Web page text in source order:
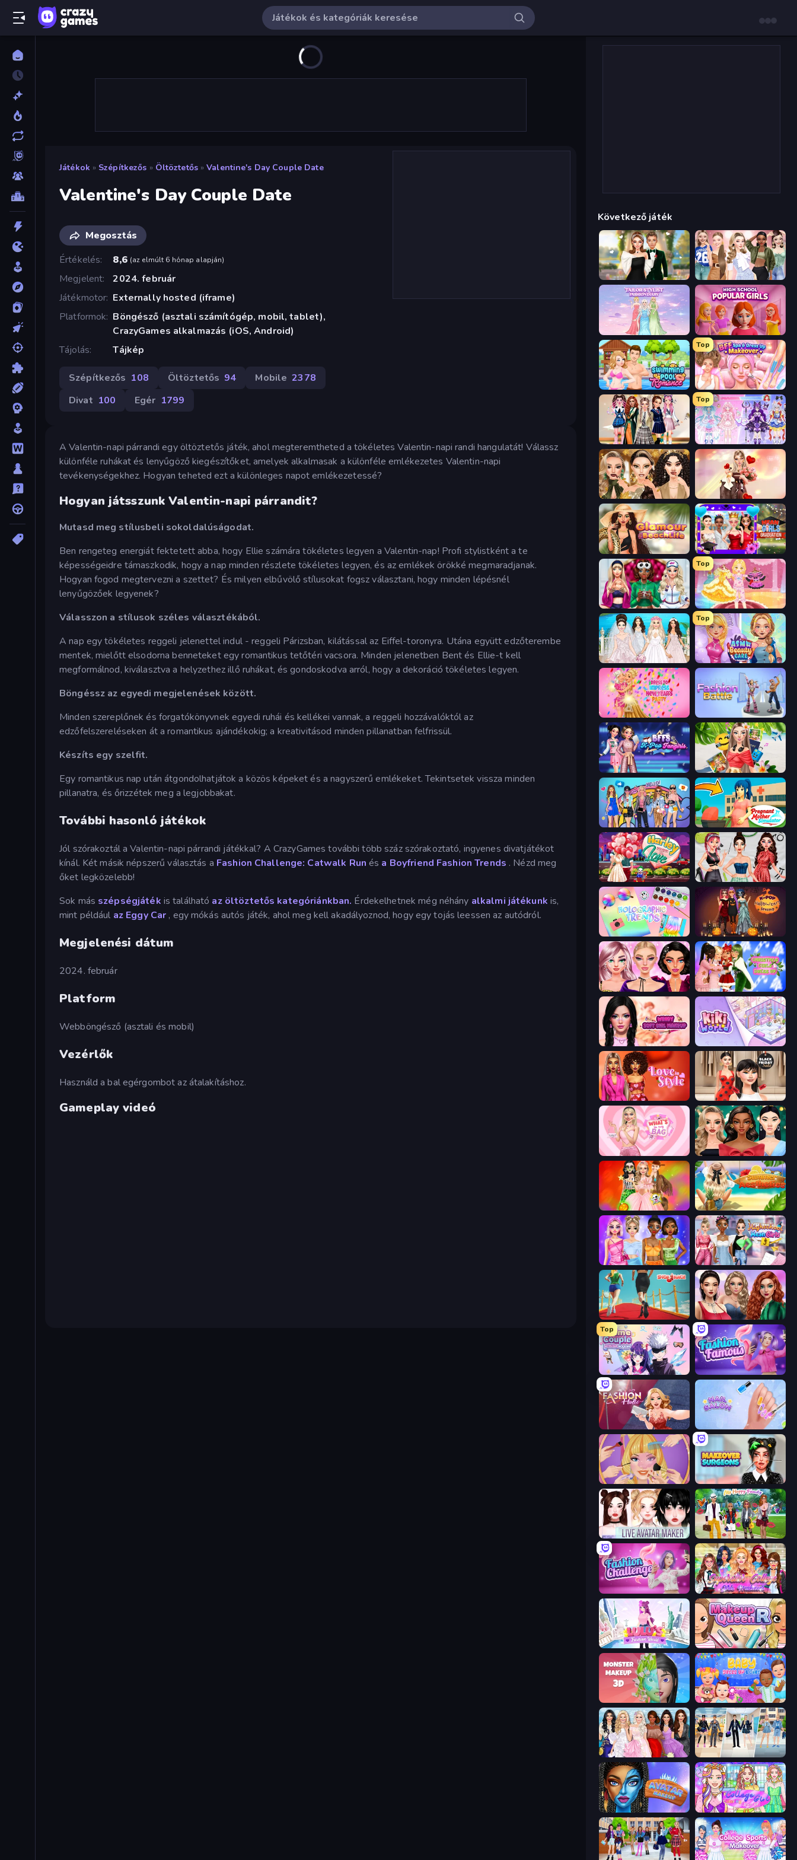
Játékok » Szépítkezős » Öltöztetős » Valentine's Day Couple Date
Valentine's Day Couple Date
Megosztás
Értékelés
8,6 (az elmúlt 6 hónap alapján)
Megjelent
2024. február
Játékmotor Externally hosted (iframe)
Platformok Böngésző (asztali számítógép, mobil, tablet),
CrazyGames alkalmazás (iOS, Android)
Tájolás
Tájkép
Szépítkezős 108 Öltöztetős 94 Mobile 2378
Divat 100 Egér 1799
A Valentin-napi párrandi egy öltöztetős játék, ahol megteremtheted a tökéletes Valentin-napi randi hangulatát! Válassz
különféle ruhákat és lenyűgöző kiegészítőket, amelyek alkalmasak a különféle emlékezetes Valentin-napi
tevékenységekhez. Hogyan teheted ezt a különleges napot emlékezetessé?
Hogyan játsszunk Valentin-napi párrandit?
Mutasd meg stílusbeli sokoldalúságodat.
Ben rengeteg energiát fektetett abba, hogy Ellie számára tökéletes legyen a Valentin-nap! Profi stylistként a te
képességeidre támaszkodik, hogy a nap minden részlete tökéletes legyen, és az emlékek örökké megmaradjanak.
Hogyan fogod megtervezni a szettet? És milyen elbűvölő stílusokat fogsz választani, hogy minden lépésnél
lenyűgözőek legyenek?
Válasszon a stílusok széles választékából.
A nap egy tökéletes reggeli jelenettel indul - reggeli Párizsban, kilátással az Eiffel-toronyra. Utána együtt edzőterembe
mentek, mielőtt elsodorna benneteket egy romantikus tetőtéri vacsora. Minden jelenetben Bent és Ellie-t kell
megformálnod, kiválasztva a helyzethez illő ruhákat, és gondoskodva arról, hogy a dekoráció tökéletes legyen.
Böngéssz az egyedi megjelenések között.
Minden szereplőnek és forgatókönyvnek egyedi ruhái és kellékei vannak, a reggeli hozzávalóktól az
edzőfelszereléseken át a romantikus ajándékokig; a kreativitásod minden pillanatban felfrissül.
Készíts egy szelfit.
Egy romantikus nap után átgondolhatjátok a közös képeket és a nagyszerű emlékeket. Tekintsetek vissza minden
pillanatra, és őrizzétek meg a legjobbakat.
További hasonló játékok
Jól szórakoztál a Valentin-napi párrandi játékkal? A CrazyGames további több száz szórakoztató, ingyenes divatjátékot
kínál. Két másik népszerű választás a Fashion Challenge: Catwalk Run és a Boyfriend Fashion Trends . Nézd meg
őket legközelebb!
Sok más szépségjáték is található az öltöztetős kategóriánkban. Érdekelhetnek még néhány alkalmi játékunk is,
mint például az Eggy Car , egy mókás autós játék, ahol meg kell akadályoznod, hogy egy tojás leessen az autódról.
Megjelenési dátum
2024. február
Platform
Webböngésző (asztali és mobil)
Vezérlők
Használd a bal egérgombot az átalakításhoz.
Gameplay videó
Következő játék
Valentine's Day Proposal Fashion Week 2025
Tailor Stylist: Fashion Diary
Swimming Pool Romance
Top
BFF Makeover - Spa & Dress Up
Back To School: Uniforms Edition
Top
Idol Livestream: Fashion Game
Autumn Glam Gala GRWM Date Night
Glamour Beach Life Mean Girls Graduation Day
BFFs Luxury Loungewear
Top
Royal Glow Princess Makeover
Model Wedding
Top
ASMR Beauty Care
Dress To Impress: New Year's Party Fashion Battle
BFFs K-Pop Fangirls Travel with Me: ASMR Edition
Pregnant Mother Simulator
Harley Learns To Love Brat Girl Summer
Holographic Trends
New Year Makeup Trends Christmas Girls Dress Up
Wendy Soft Girl Makeup KiKi World
Love In Style Shopaholic Black Friday
What's In My Bag New Year's Eve Makeup
Iconic Halloween Costumes Summer Aesthetics
Monochrome Looks Highschool Mean Girls 3
Shoe Race Colored Denim Trends
Top
Anime Couple: Avatar Maker Fashion Famous
Fashion Holic Nail Salon
Extreme Makeover Makeover Surgeons
Live Avatar Maker: Girls Superstar Family Dress Up
Fashion Challenge: Catwalk Run Superstar College Girls Makeover
Lulu's Fashion World Make Up Queen R
Monster Makeup 3D Baby Dress Up
Model Dress Up Girl College Girl & Boy Makeover
Avatar Make Up College Girl Coloring Dress Up